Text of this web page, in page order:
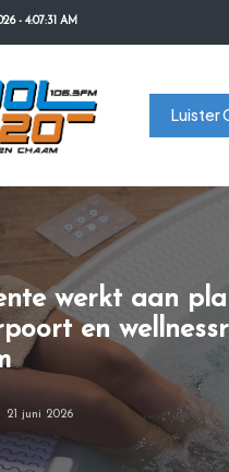
- 4:07:31 AM
Luister
werkt aan
en
21 juni 2026